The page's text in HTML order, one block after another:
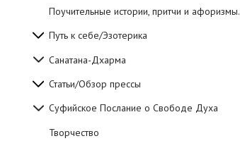
Поучительные истории, притчи и афоризмы.
Путь к себе/Эзотерика
Санатана-Дхарма
Статьи/Обзор прессы
Суфийское Послание о Свободе Духа
Творчество